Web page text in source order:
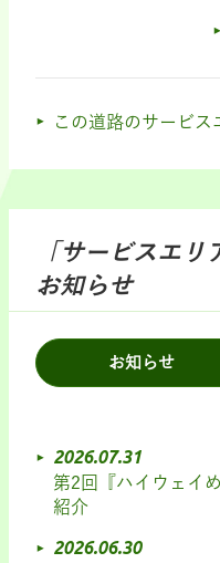
この道路のサービス
「サービスエリ
お知らせ
お知らせ
2026.07.31
第2回『ハイウェイ
紹介
2026.06.30